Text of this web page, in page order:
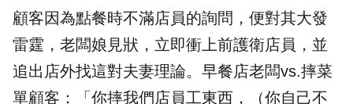
顧客因為點餐時不滿店員的詢問，便對其大發
雷霆，老闆娘見狀，立即衝上前護衛店員，並
追出店外找這對夫妻理論。早餐店老闆vs.摔菜
單顧客：「你摔我們店員工東西，（你自己不